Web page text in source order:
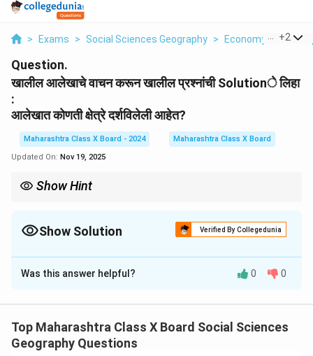
> Exams > Social Sciences Geography > Economy And
+2
Question.
खालील आलेखाचे वाचन करून खालील प्रश्नांची Solutionे लिहा
:
आलेखात कोणती क्षेत्रे दर्शविलेली आहेत?
Maharashtra Class X Board - 2024
Maharashtra Class X Board
Updated On: Nov 19, 2025
Show Hint
Show Solution Verified By Collegedunia
Solution and Explanation
आलेखात भारत आणि ब्राझील येथील राष्ट्रीय उत्पन्न आणि गुंतलेल्या
Download Solution in PDF
Was this answer helpful? 0 0
Top Maharashtra Class X Board Social Sciences
Geography Questions